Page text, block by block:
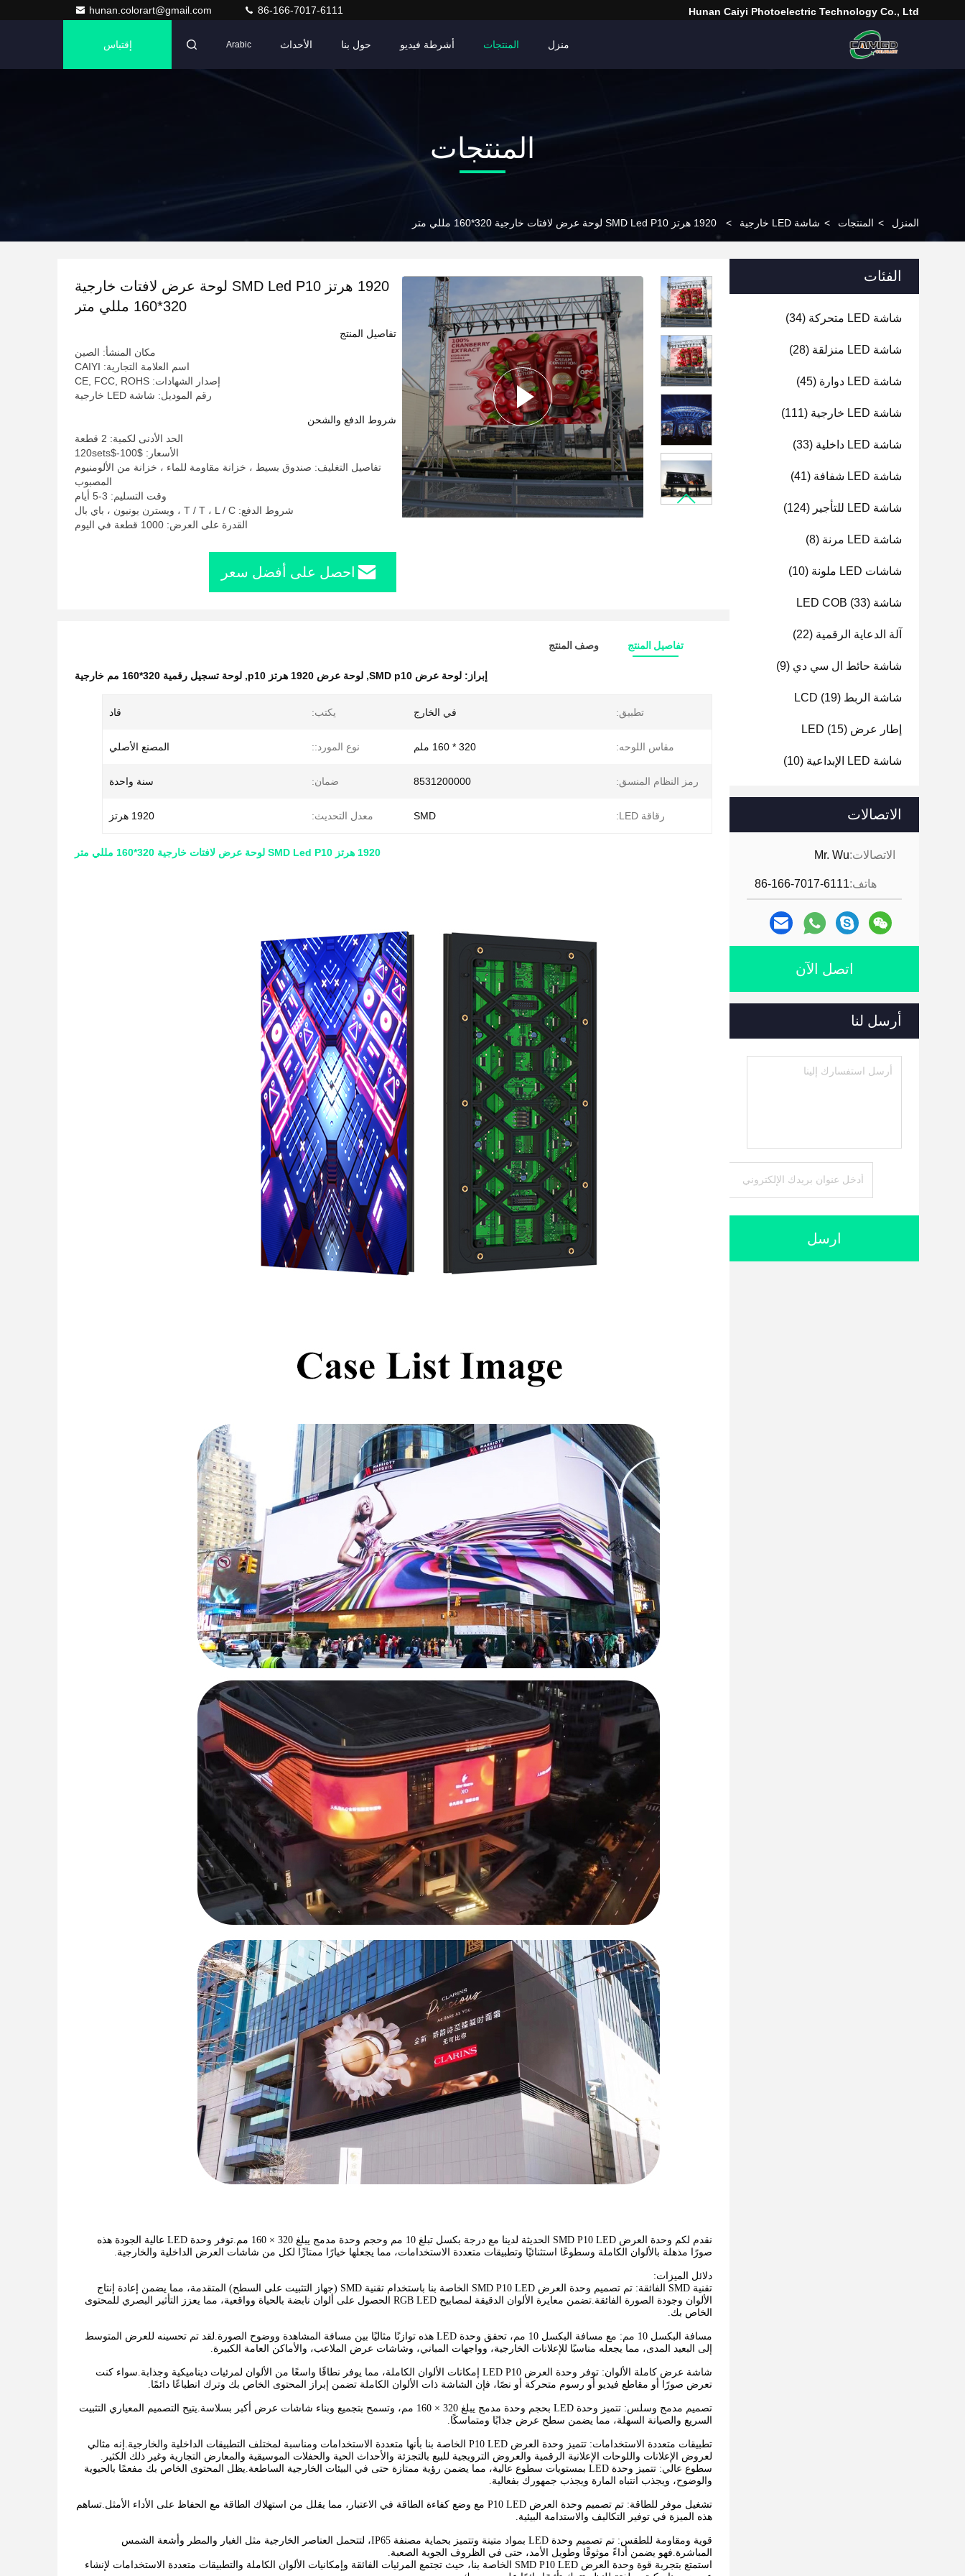
Hunan Caiyi Photoelectric Technology Co., Ltd
hunan.colorart@gmail.com 86-166-7017-6111
منزل المنتجات أشرطة فيديو حول بنا الأحداث Arabic إقتباس
المنتجات
المنزل > المنتجات > شاشة LED خارجية > 1920 هرتز SMD Led P10 لوحة عرض لافتات خارجية 320*160 مللي متر
الفئات
شاشة LED متحركة (34)
شاشة LED منزلقة (28)
شاشة LED دوارة (45)
شاشة LED خارجية (111)
شاشة LED داخلية (33)
شاشة LED شفافة (41)
شاشة LED للتأجير (124)
شاشة LED مرنة (8)
شاشات LED ملونة (10)
شاشة LED COB (33)
آلة الدعاية الرقمية (22)
شاشة حائط ال سي دي (9)
شاشة الربط LCD (19)
إطار عرض LED (15)
شاشة LED الإبداعية (10)
الاتصالات
الاتصالات:Mr. Wu
هاتف:86-166-7017-6111
اتصل الآن
أرسل لنا
ارسل
1920 هرتز SMD Led P10 لوحة عرض لافتات خارجية
320*160 مللي متر
تفاصيل المنتج
مكان المنشأ: الصين
اسم العلامة التجارية: CAIYI
إصدار الشهادات: CE, FCC, ROHS
رقم الموديل: شاشة LED خارجية
شروط الدفع والشحن
الحد الأدنى لكمية: 2 قطعة
الأسعار: $100-$120sets
تفاصيل التغليف: صندوق بسيط ، خزانة مقاومة للماء ، خزانة من الألومنيوم
المصبوب
وقت التسليم: 3-5 أيام
شروط الدفع: T / T ، L / C ، ويسترن يونيون ، باي بال
القدرة على العرض: 1000 قطعة في اليوم
احصل على أفضل سعر
تفاصيل المنتج وصف المنتج
إبراز: لوحة عرض SMD p10 , لوحة عرض 1920 هرتز p10 , لوحة تسجيل رقمية 320*160 مم خارجية
تطبيق: في الخارج يكتب: قاد
مقاس اللوحه: 320 * 160 ملم نوع المورد:: المصنع الأصلي
رمز النظام المنسق: 8531200000 ضمان: سنة واحدة
رقاقة LED: SMD معدل التحديث: 1920 هرتز
1920 هرتز SMD Led P10 لوحة عرض لافتات خارجية 320*160 مللي متر
نقدم لكم وحدة العرض SMD P10 LED الحديثة لدينا مع درجة بكسل تبلغ 10 مم وحجم وحدة مدمج يبلغ 320 × 160 مم.توفر وحدة LED عالية الجودة هذه
صورًا مذهلة بالألوان الكاملة وسطوعًا استثنائيًا وتطبيقات متعددة الاستخدامات، مما يجعلها خيارًا ممتازًا لكل من شاشات العرض الداخلية والخارجية.
دلائل الميزات:
تقنية SMD الفائقة: تم تصميم وحدة العرض SMD P10 LED الخاصة بنا باستخدام تقنية SMD (جهاز التثبيت على السطح) المتقدمة، مما يضمن إعادة إنتاج
الألوان وجودة الصورة الفائقة.تضمن معايرة الألوان الدقيقة لمصابيح RGB LED الحصول على ألوان نابضة بالحياة وواقعية، مما يعزز التأثير البصري للمحتوى
الخاص بك.
مسافة البكسل 10 مم: مع مسافة البكسل 10 مم، تحقق وحدة LED هذه توازنًا مثاليًا بين مسافة المشاهدة ووضوح الصورة.لقد تم تحسينه للعرض المتوسط ​​
إلى البعيد المدى، مما يجعله مناسبًا للإعلانات الخارجية، وواجهات المباني، وشاشات عرض الملاعب، والأماكن العامة الكبيرة.
شاشة عرض كاملة الألوان: توفر وحدة العرض LED P10 إمكانات الألوان الكاملة، مما يوفر نطاقًا واسعًا من الألوان لمرئيات ديناميكية وجذابة.سواء كنت
تعرض صورًا أو مقاطع فيديو أو رسوم متحركة أو نصًا، فإن الشاشة ذات الألوان الكاملة تضمن إبراز المحتوى الخاص بك وترك انطباعًا دائمًا.
تصميم مدمج وسلس: تتميز وحدة LED بحجم وحدة مدمج يبلغ 320 × 160 مم، وتسمح بتجميع وبناء شاشات عرض أكبر بسلاسة.يتيح التصميم المعياري التثبيت
السريع والصيانة السهلة، مما يضمن سطح عرض جذابًا ومتماسكًا.
تطبيقات متعددة الاستخدامات: تتميز وحدة العرض P10 LED الخاصة بنا بأنها متعددة الاستخدامات ومناسبة لمختلف التطبيقات الداخلية والخارجية.إنه مثالي
لعروض الإعلانات واللوحات الإعلانية الرقمية والعروض الترويجية للبيع بالتجزئة والأحداث الحية والحفلات الموسيقية والمعارض التجارية وغير ذلك الكثير.
سطوع عالي: تتميز وحدة LED بمستويات سطوع عالية، مما يضمن رؤية ممتازة حتى في البيئات الخارجية الساطعة.يظل المحتوى الخاص بك مفعمًا بالحيوية
والوضوح، ويجذب انتباه المارة ويجذب جمهورك بفعالية.
تشغيل موفر للطاقة: تم تصميم وحدة العرض P10 LED مع وضع كفاءة الطاقة في الاعتبار، مما يقلل من استهلاك الطاقة مع الحفاظ على الأداء الأمثل.تساهم
هذه الميزة في توفير التكاليف والاستدامة البيئية.
قوية ومقاومة للطقس: تم تصميم وحدة LED بمواد متينة وتتميز بحماية مصنفة IP65، لتتحمل العناصر الخارجية مثل الغبار والمطر وأشعة الشمس
المباشرة.فهو يضمن أداءً موثوقًا وطويل الأمد، حتى في الظروف الجوية الصعبة.
استمتع بتجربة قوة وحدة العرض SMD P10 LED الخاصة بنا، حيث تجتمع المرئيات الفائقة وإمكانيات الألوان الكاملة والتطبيقات متعددة الاستخدامات لإنشاء